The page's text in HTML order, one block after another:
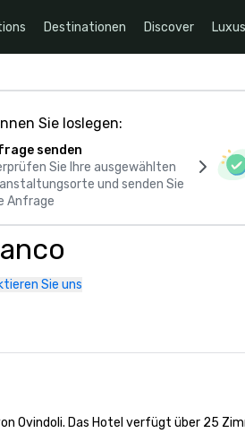
Destinationen Discover Luxus
Sie loslegen:
senden
Sie Ihre ausgewählten
und senden Sie
Anfrage
Sie uns
Ovindoli. Das Hotel verfügt über 25